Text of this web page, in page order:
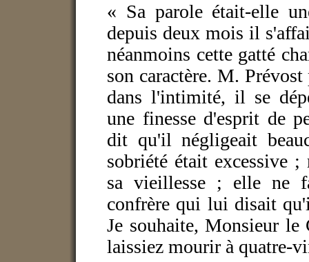
« Sa parole était-elle
depuis deux mois il
néanmoins cette gatté
son caractère. M.
dans l'intimité, il se
une finesse d'esprit de
dit qu'il négligeait
sobriété était excessive
sa vieillesse ; elle ne
confrère qui lui disait
Je souhaite, Monsieur
laissiez mourir à quatre-